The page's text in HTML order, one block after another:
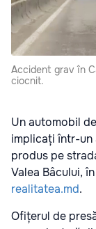
Accident grav în
ciocnit.
Un automobil
implicați într-un
produs pe
Valea Bâcului,
realitatea.md.
Ofițerul de